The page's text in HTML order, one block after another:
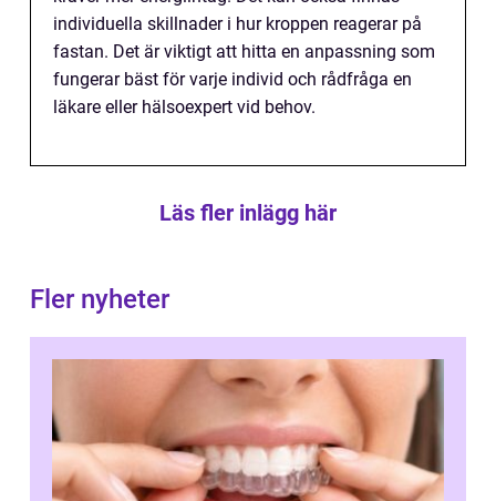
individuella skillnader i hur kroppen reagerar på
fastan. Det är viktigt att hitta en anpassning som
fungerar bäst för varje individ och rådfråga en
läkare eller hälsoexpert vid behov.
Läs fler inlägg här
Fler nyheter